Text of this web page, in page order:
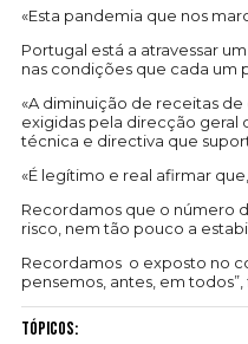
«Esta pandemia que nos
Portugal está a atravessar
nas condições que cada um
«A diminuição de receitas
exigidas pela direcção geral
técnica e directiva que
«É legítimo e real afirmar
Recordamos que o número
risco, nem tão pouco a
Recordamos o exposto no
pensemos, antes, em
Tópicos: